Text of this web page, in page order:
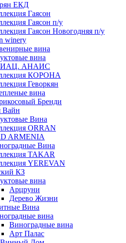
ЕКД
Гаясон
Гаясон п/у
Гаясон Новогодняя п/у
winery
вина
вина
АНАИС
КОРОНА
Геворкян
вина
Бренди
Вайн
Вина
ORRAN
ARMENIA
Вина
TAKAR
YEREVAN
КЗ
вина
Арцруни
Дерево Жизни
Вина
вина
Виноградные вина
Арт Палас